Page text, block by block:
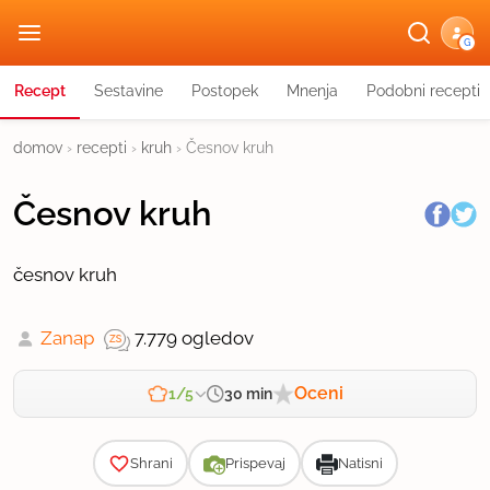
G
Recept Sestavine Postopek Mnenja Podobni recepti
domov › recepti › kruh › Česnov kruh
Česnov kruh
česnov kruh
Zanap 7.779 ogledov
1/5 30 min Oceni
Shrani Prispevaj Natisni